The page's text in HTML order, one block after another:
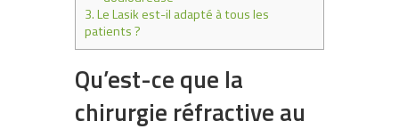
3.Le Lasik est-il adapté à tous les
patients ?
Qu’est-ce que la
chirurgie réfractive au